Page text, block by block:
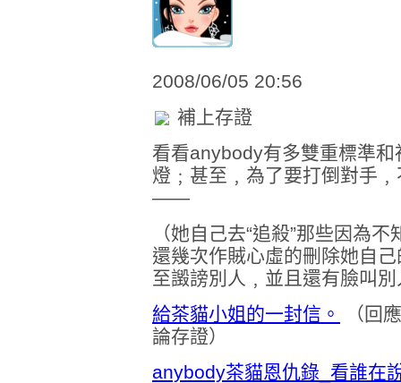
2008/06/05 20:56
補上存證
看看anybody有多雙重標準
燈﹔甚至﹐為了要打倒對手
——
（她自己去“追殺”那些因為
還幾次作賊心虛的刪除她自
至譭謗別人﹐並且還有臉叫
給茶貓小姐的一封信。
（回
論存證）
anybody茶貓恩仇錄_看誰在